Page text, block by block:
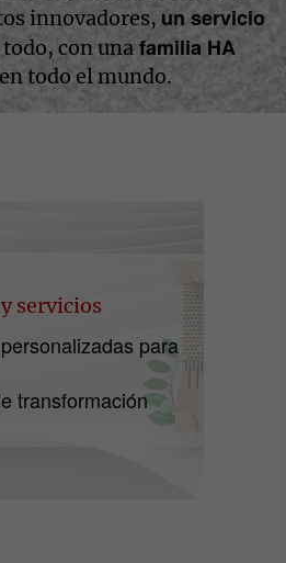
innovadores, un servicio
con unafamilia HA
todo el mundo.
servicios
para
transformación